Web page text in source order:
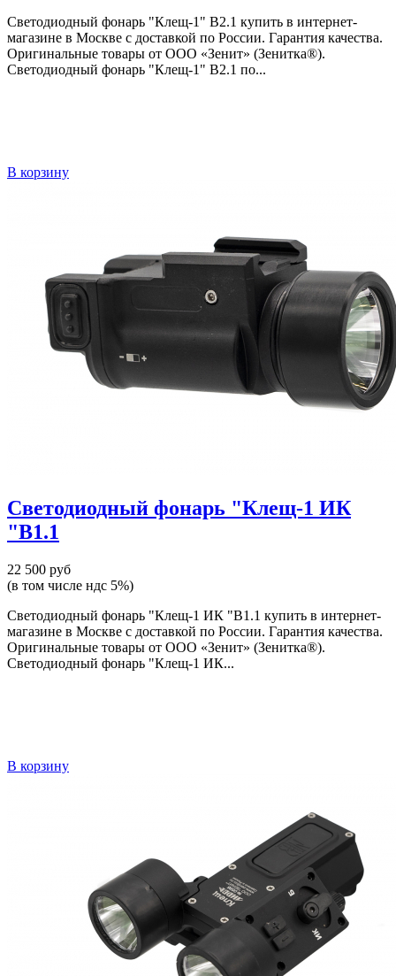
Светодиодный фонарь "Клещ-1" В2.1 купить в интернет-
магазине в Москве с доставкой по России. Гарантия качества.
Оригинальные товары от ООО «Зенит» (Зенитка®).
Светодиодный фонарь "Клещ-1" В2.1 по...
В корзину
Светодиодный фонарь "Клещ-1 ИК
"В1.1
22 500 руб
(в том числе ндс 5%)
Светодиодный фонарь "Клещ-1 ИК "В1.1 купить в интернет-
магазине в Москве с доставкой по России. Гарантия качества.
Оригинальные товары от ООО «Зенит» (Зенитка®).
Светодиодный фонарь "Клещ-1 ИК...
В корзину